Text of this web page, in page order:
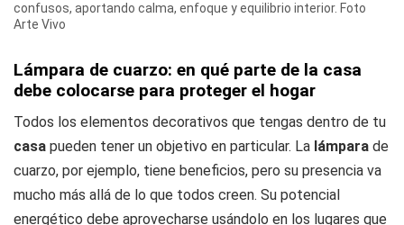
confusos, aportando calma, enfoque y equilibrio interior. Foto
Arte Vivo
Lámpara de cuarzo: en qué parte de la casa
debe colocarse para proteger el hogar
Todos los elementos decorativos que tengas dentro de tu
casa pueden tener un objetivo en particular. La lámpara de
cuarzo, por ejemplo, tiene beneficios, pero su presencia va
mucho más allá de lo que todos creen. Su potencial
energético debe aprovecharse usándolo en los lugares que